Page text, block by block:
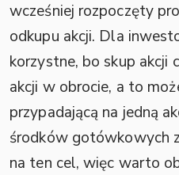
wcześniej rozpoczęty
odkupu akcji. Dla
korzystne, bo skup akcji
akcji w obrocie, a to
przypadającą na jedną
środków gotówkowych
na ten cel, więc warto